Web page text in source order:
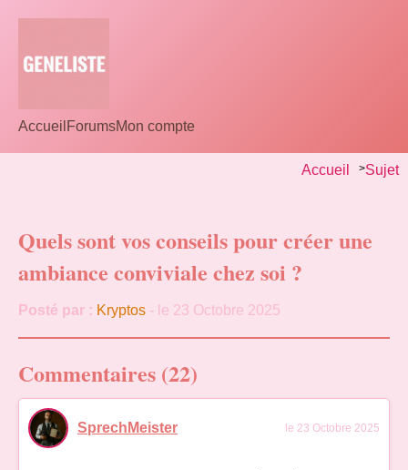
Accueil ForumsMon compte
Accueil >Sujet
Quels sont vos conseils pour créer une
ambiance conviviale chez soi ?
Posté par : Kryptos - le 23 Octobre 2025
Commentaires (22)
SprechMeister le 23 Octobre 2025